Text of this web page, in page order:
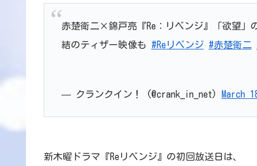
赤楚衛二×錦戸亮『Re：リベンジ』「欲望
結のティザー映像も #Reリベンジ #赤楚衛二
— クランクイン！ (@crank_in_net) March
新木曜ドラマ『Reリベンジ』の初回放送日は、